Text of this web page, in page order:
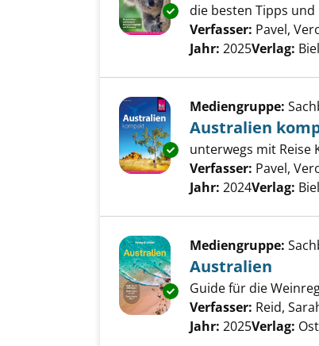
Exemplar-Details von
die besten Tipps
Verfasser: Pavel,
Jahr: 2025Verlag:
Exemplar-Details von
Mediengruppe:
Australien
unterwegs mit Reise
Verfasser: Pavel,
Jahr: 2024Verlag:
Exemplar-Details von
Mediengruppe:
Australien
Guide für die
Verfasser: Reid,
Jahr: 2025Verlag: